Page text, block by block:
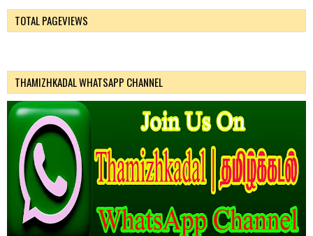
TOTAL PAGEVIEWS
THAMIZHKADAL WHATSAPP CHANNEL